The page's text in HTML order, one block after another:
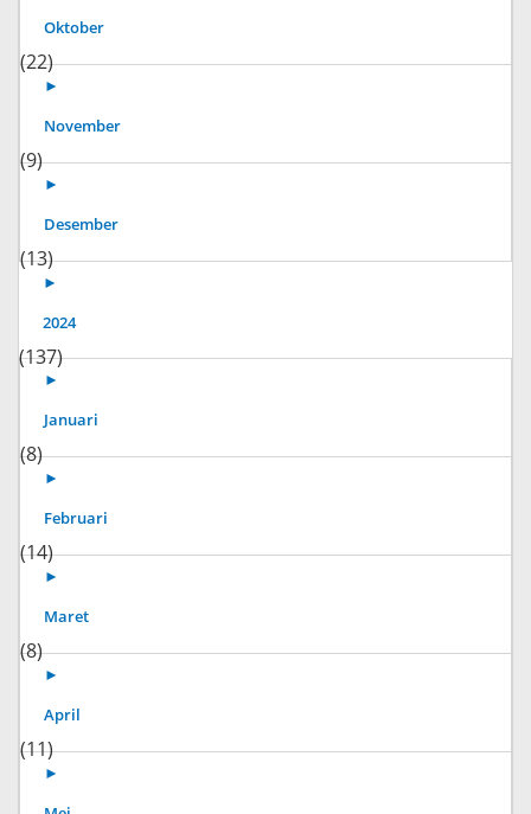
Oktober
(22)
►
November
(9)
►
Desember
(13)
►
2024
(137)
►
Januari
(8)
►
Februari
(14)
►
Maret
(8)
►
April
(11)
►